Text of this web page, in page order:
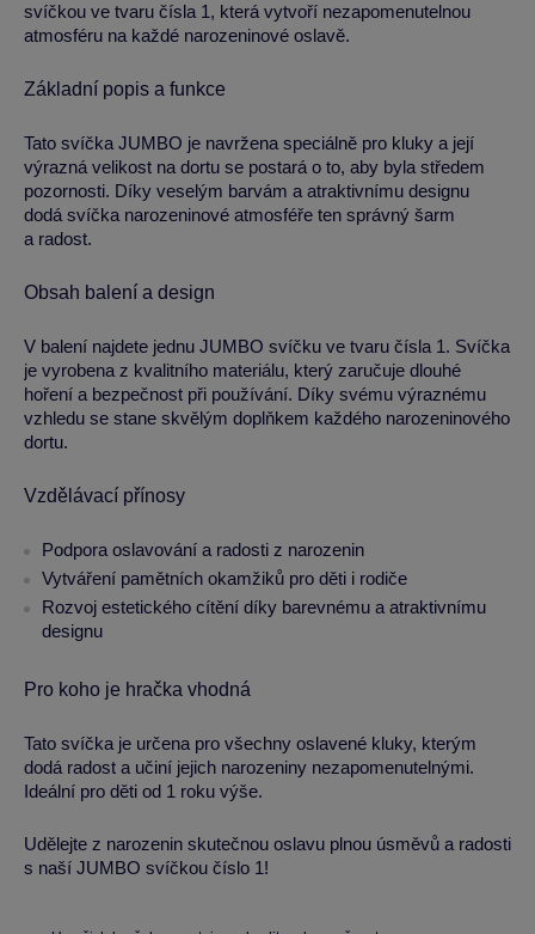
svíčkou ve tvaru čísla 1, která vytvoří nezapomenutelnou
atmosféru na každé narozeninové oslavě.
Základní popis a funkce
Tato svíčka JUMBO je navržena speciálně pro kluky a její
výrazná velikost na dortu se postará o to, aby byla středem
pozornosti. Díky veselým barvám a atraktivnímu designu
dodá svíčka narozeninové atmosféře ten správný šarm
a radost.
Obsah balení a design
V balení najdete jednu JUMBO svíčku ve tvaru čísla 1. Svíčka
je vyrobena z kvalitního materiálu, který zaručuje dlouhé
hoření a bezpečnost při používání. Díky svému výraznému
vzhledu se stane skvělým doplňkem každého narozeninového
dortu.
Vzdělávací přínosy
Podpora oslavování a radosti z narozenin
Vytváření pamětních okamžiků pro děti i rodiče
Rozvoj estetického cítění díky barevnému a atraktivnímu
designu
Pro koho je hračka vhodná
Tato svíčka je určena pro všechny oslavené kluky, kterým
dodá radost a učiní jejich narozeniny nezapomenutelnými.
Ideální pro děti od 1 roku výše.
Udělejte z narozenin skutečnou oslavu plnou úsměvů a radosti
s naší JUMBO svíčkou číslo 1!